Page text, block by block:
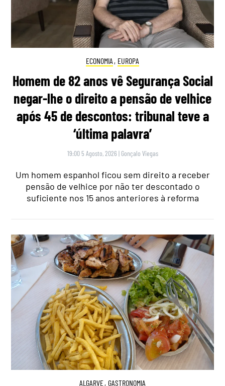
ECONOMIA , EUROPA
Homem de 82 anos vê Segurança Social
negar-lhe o direito a pensão de velhice
após 45 de descontos: tribunal teve a
‘última palavra’
19:00 5 Agosto, 2026 | Gonçalo Viegas
Um homem espanhol ficou sem direito a receber
pensão de velhice por não ter descontado o
suficiente nos 15 anos anteriores à reforma
ALGARVE, GASTRONOMIA